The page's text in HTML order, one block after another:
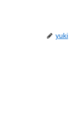
yuki